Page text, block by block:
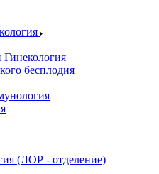
бесплодия
(ЛОР - отделение)